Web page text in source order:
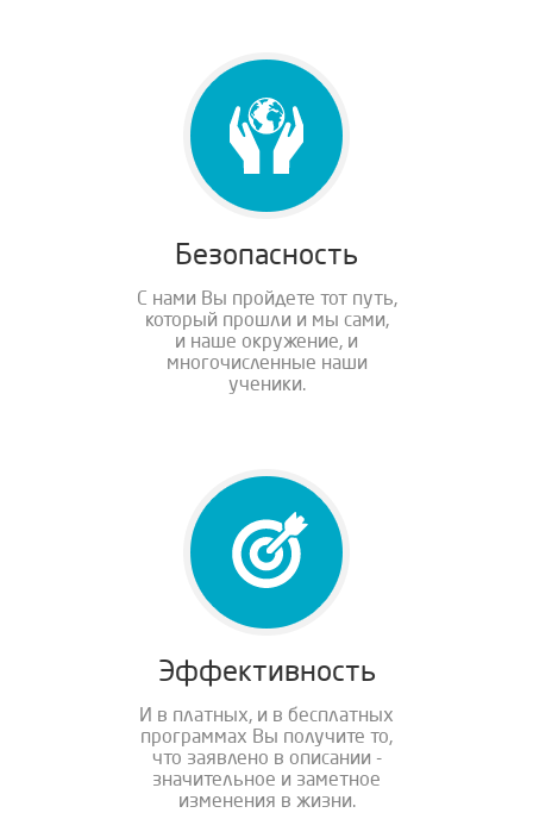
Безопасность
С нами Вы пройдете тот путь,
который прошли и мы сами,
и наше окружение, и
многочисленные наши
ученики.
Эффективность
И в платных, и в бесплатных
программах Вы получите то,
что заявлено в описании -
значительное и заметное
изменения в жизни.